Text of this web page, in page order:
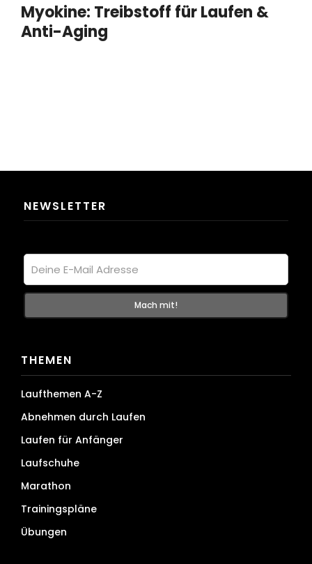
Myokine: Treibstoff für Laufen &
Anti-Aging
NEWSLETTER
THEMEN
Laufthemen A-Z
Abnehmen durch Laufen
Laufen für Anfänger
Laufschuhe
Marathon
Trainingspläne
Übungen